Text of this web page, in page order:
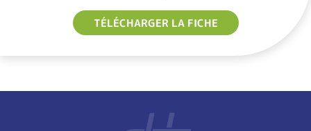
TÉLÉCHARGER LA FICHE